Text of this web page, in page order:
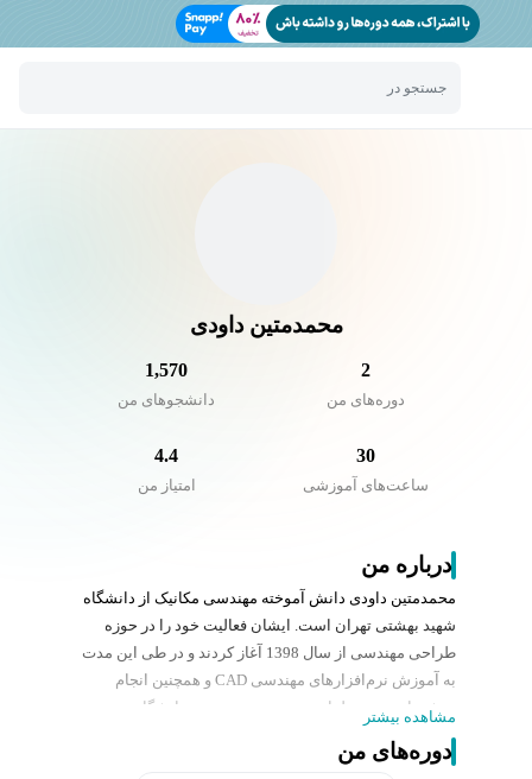
جستجو در
محمدمتین داودی
2
دوره‌های من
1,570
دانشجو‌های من
30
ساعت‌های آموزشی
4.4
امتیاز من
درباره من
محمدمتین داودی دانش آموخته مهندسی مکانیک از دانشگاه
شهید بهشتی تهران است. ایشان فعالیت خود را در حوزه
طراحی مهندسی از سال 1398 آغاز کردند و در طی این مدت
به آموزش نرم‌افزارهای مهندسی CAD و همچنین انجام
پروژه‌های متعدد طراحی مهندسی صنعتی و دانشگاهی
پرداختند. از زمینه‌های مورد علاقه ایشان طراحی و ساخت
سیستم‌های مهندسی با رویکرد کنترل و هوشمندسازی است.
مشاهده بیشتر
دوره‌های من